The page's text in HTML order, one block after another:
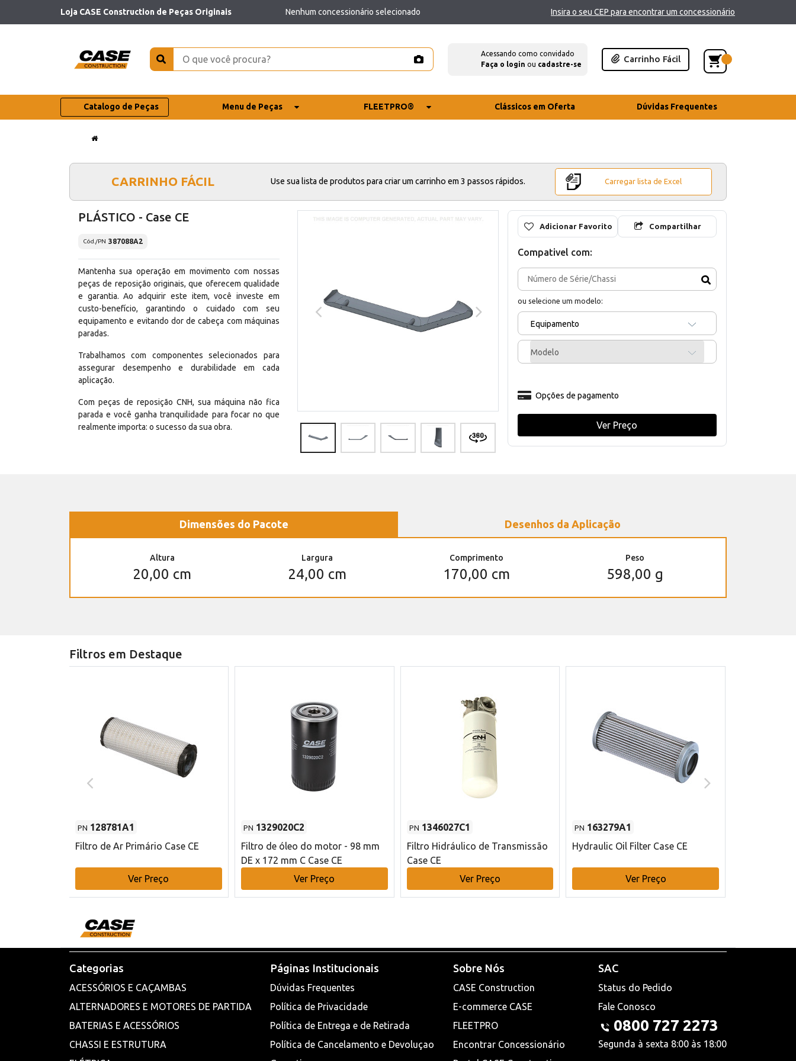
Loja CASE Construction de Peças Originais Nenhum concessionário selecionado Insira o seu CEP para encontrar um concessionário
Acessando como convidado
Faça o login ou cadastre-se
Carrinho Fácil
Catalogo de Peças Menu de Peças FLEETPRO® Clássicos em Oferta Dúvidas Frequentes
CARRINHO FÁCIL Use sua lista de produtos para criar um carrinho em 3 passos rápidos. Carregar lista de Excel
PLÁSTICO - Case CE
Cód./PN 387088A2
Mantenha sua operação em movimento com nossas
peças de reposição originais, que oferecem qualidade
e garantia. Ao adquirir este item, você investe em
custo-benefício, garantindo o cuidado com seu
equipamento e evitando dor de cabeça com máquinas
paradas.
Trabalhamos com componentes selecionados para
assegurar desempenho e durabilidade em cada
aplicação.
Com peças de reposição CNH, sua máquina não fica
parada e você ganha tranquilidade para focar no que
realmente importa: o sucesso da sua obra.
Adicionar Favorito Compartilhar
Compativel com:
ou selecione um modelo:
Equipamento
Modelo
Opções de pagamento
Ver Preço
Dimensões do Pacote Desenhos da Aplicação
Altura
20,00 cm
Largura
24,00 cm
Comprimento
170,00 cm
Peso
598,00 g
Filtros em Destaque
PN 128781A1
Filtro de Ar Primário Case CE
Ver Preço
PN 1329020C2
Filtro de óleo do motor - 98 mm
DE x 172 mm C Case CE
Ver Preço
PN 1346027C1
Filtro Hidráulico de Transmissão
Case CE
Ver Preço
PN 163279A1
Hydraulic Oil Filter Case CE
Ver Preço
Categorias
ACESSÓRIOS E CAÇAMBAS
ALTERNADORES E MOTORES DE PARTIDA
BATERIAS E ACESSÓRIOS
CHASSI E ESTRUTURA
Páginas Institucionais
Dúvidas Frequentes
Política de Privacidade
Política de Entrega e de Retirada
Política de Cancelamento e Devoluçao
Sobre Nós
CASE Construction
E-commerce CASE
FLEETPRO
Encontrar Concessionário
SAC
Status do Pedido
Fale Conosco
0800 727 2273
Segunda à sexta 8:00 às 18:00